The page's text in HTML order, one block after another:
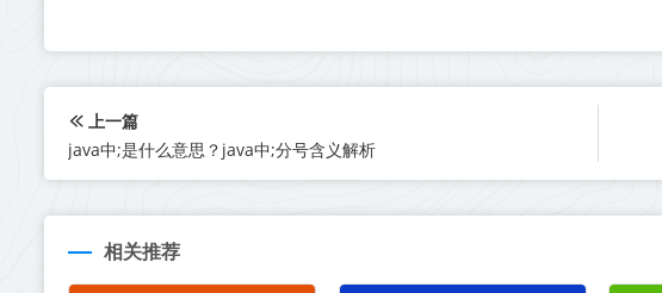
上一篇
java中;是什么意思？java中;分号含义解析
相关推荐